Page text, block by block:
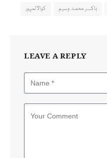
باکسر محمد وسیم
کوالالمپور
LEAVE A REPLY